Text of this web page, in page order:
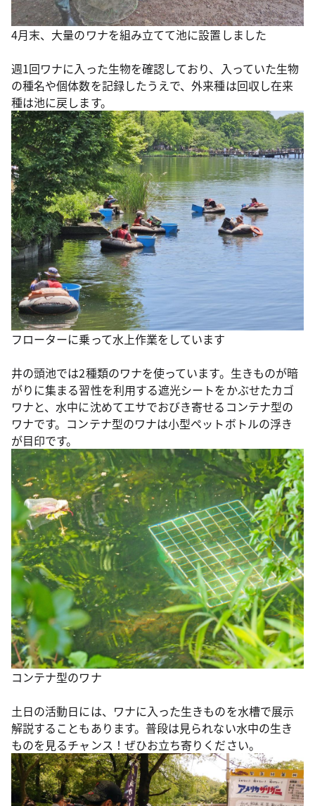
4月末、大量のワナを組み立てて池に設置しました
週1回ワナに入った生物を確認しており、入っていた生物
の種名や個体数を記録したうえで、外来種は回収し在来
種は池に戻します。
フローターに乗って水上作業をしています
井の頭池では2種類のワナを使っています。生きものが暗
がりに集まる習性を利用する遮光シートをかぶせたカゴ
ワナと、水中に沈めてエサでおびき寄せるコンテナ型の
ワナです。コンテナ型のワナは小型ペットボトルの浮き
が目印です。
コンテナ型のワナ
土日の活動日には、ワナに入った生きものを水槽で展示
解説することもあります。普段は見られない水中の生き
ものを見るチャンス！ぜひお立ち寄りください。